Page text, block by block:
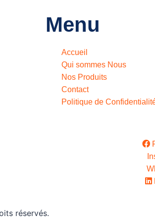
Menu
Accueil
Qui sommes Nous
Nos Produits
Contact
Politique de
réservés.